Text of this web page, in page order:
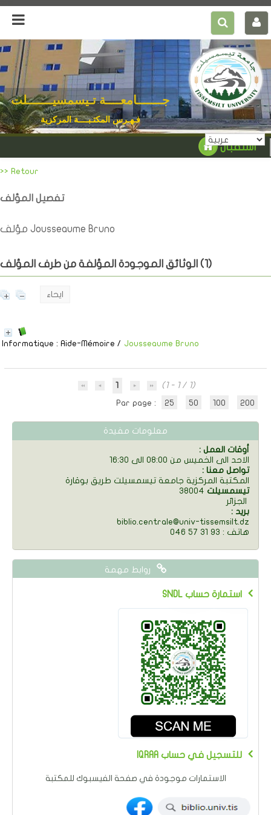
جـــــــامعــــة تـيسمسيـــــــلت
فـهـرس المكتـبــــة المركزية
استقبال
>> Retour
تفصيل المؤلف
مؤلف Jousseaume Bruno
الوثائق الموجودة المؤلفة من طرف المؤلف (1)
ايحاء
Informatique : Aide-Mémoire / Jousseaume Bruno
1
(1 - 1 / 1)
Par page :
25 50 100 200
معلومات مفيدة
: أوقات العمل
الاحد الى الخميس من 08:00 الى 16:30
: تواصل معنا
المكتبة المركزية جامعة تيسمسيلت طريق بوقارة
38004 تيسمسيلت
: بريد
biblio.centrale@univ-tissemsilt.dz
046 57 31 93 : هاتف
روابط مهمة
SNDL استمارة حساب
IQRAA للتسجيل في حساب
الاستمارات موجودة في صفحة الفيسبوك للمكتبة